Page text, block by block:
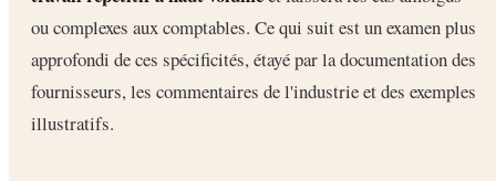
ou complexes aux comptables. Ce qui suit est un examen plus
approfondi de ces spécificités, étayé par la documentation des
fournisseurs, les commentaires de l'industrie et des exemples
illustratifs.